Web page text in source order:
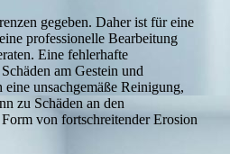
gegeben. Daher ist für eine
professionelle Bearbeitung
Eine fehlerhafte
am Gestein und
unsachgemäße Reinigung,
zu Schäden an den
von fortschreitender Erosion